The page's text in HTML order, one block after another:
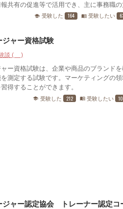
共有の促進等で活用でき、主に事務職の
school 受験した 164 menu_book 受験したい
ジャー資格試験
談 (0)
ー資格試験は、企業や商品のブランド
測定する試験です。マーケティングの
得することができます。
school 受験した 212 menu_book 受験したい
ジャー認定協会 トレーナー認定コ